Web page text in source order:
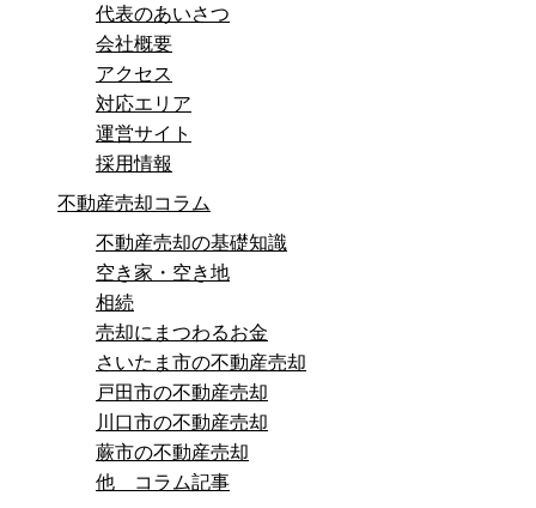
代表のあいさつ
会社概要
アクセス
対応エリア
運営サイト
採用情報
不動産売却コラム
不動産売却の基礎知識
空き家・空き地
相続
売却にまつわるお金
さいたま市の不動産売却
戸田市の不動産売却
川口市の不動産売却
蕨市の不動産売却
他 コラム記事